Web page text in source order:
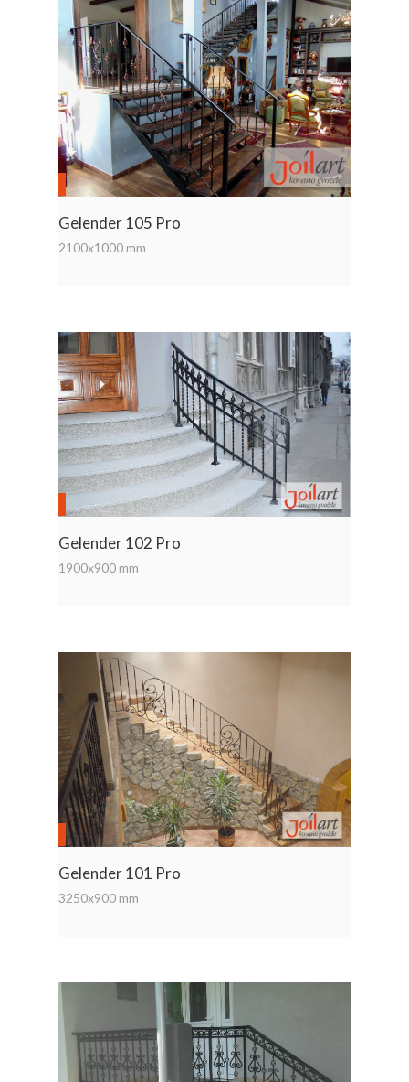
Gelender 105 Pro
2100x1000 mm
Gelender 102 Pro
1900x900 mm
Gelender 101 Pro
3250x900 mm